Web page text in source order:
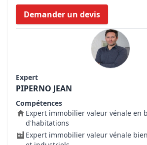
Demander un devis
Expert
PIPERNO JEAN
Compétences
Expert immobilier valeur vénale en
d'habitations
Expert immobilier valeur vénale